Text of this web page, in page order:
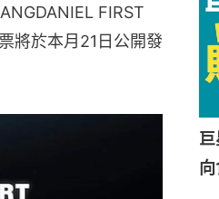
FIRST
將於本月21日公開發